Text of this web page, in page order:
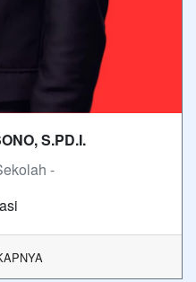
S.PD.I.
-